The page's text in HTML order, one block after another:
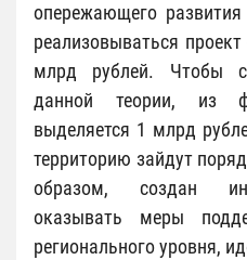
опережающего
реализовываться
млрд рублей. Чтобы
данной теории, из
выделяется 1 млрд
территорию зайдут
образом, создан
оказывать меры
регионального уровня,